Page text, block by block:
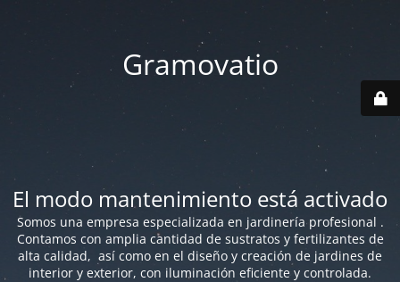
Gramovatio
El modo mantenimiento está activado
Somos una empresa especializada en jardinería profesional .
Contamos con amplia cantidad de sustratos y fertilizantes de
alta calidad, así como en el diseño y creación de jardines de
interior y exterior, con iluminación eficiente y controlada.